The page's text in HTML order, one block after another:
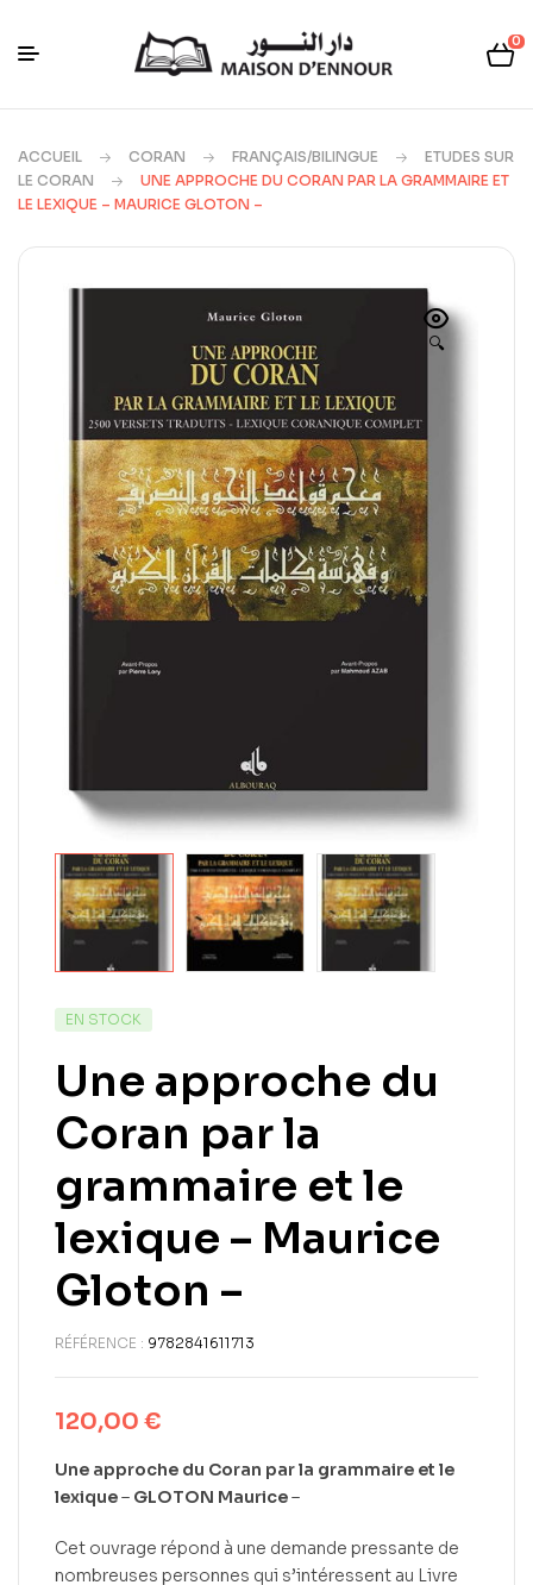
0
ACCUEIL CORAN FRANÇAIS/BILINGUE
ETUDES SUR
LE CORAN
UNE APPROCHE DU CORAN PAR LA GRAMMAIRE ET
LE LEXIQUE – MAURICE GLOTON –
🔍
EN STOCK
Une approche du
Coran par la
grammaire et le
lexique – Maurice
Gloton –
RÉFÉRENCE : 9782841611713
120,00 €
Une approche du Coran par la grammaire et le
lexique– GLOTON Maurice–
Cet ouvrage répond à une demande pressante de
nombreuses personnes qui s’intéressent au Livre